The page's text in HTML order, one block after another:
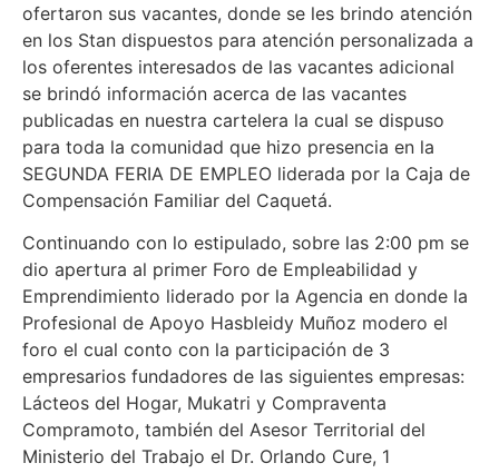
ofertaron sus vacantes, donde se les brindo atención
en los Stan dispuestos para atención personalizada a
los oferentes interesados de las vacantes adicional
se brindó información acerca de las vacantes
publicadas en nuestra cartelera la cual se dispuso
para toda la comunidad que hizo presencia en la
SEGUNDA FERIA DE EMPLEO liderada por la Caja de
Compensación Familiar del Caquetá.
Continuando con lo estipulado, sobre las 2:00 pm se
dio apertura al primer Foro de Empleabilidad y
Emprendimiento liderado por la Agencia en donde la
Profesional de Apoyo Hasbleidy Muñoz modero el
foro el cual conto con la participación de 3
empresarios fundadores de las siguientes empresas:
Lácteos del Hogar, Mukatri y Compraventa
Compramoto, también del Asesor Territorial del
Ministerio del Trabajo el Dr. Orlando Cure, 1